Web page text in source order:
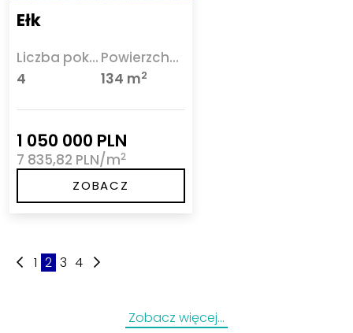
Ełk
Liczba pokoi
4
Powierzchnia
134 m2
1 050 000 PLN
7 835,82 PLN/m2
ZOBACZ
1 2 3 4
Zobacz więcej…